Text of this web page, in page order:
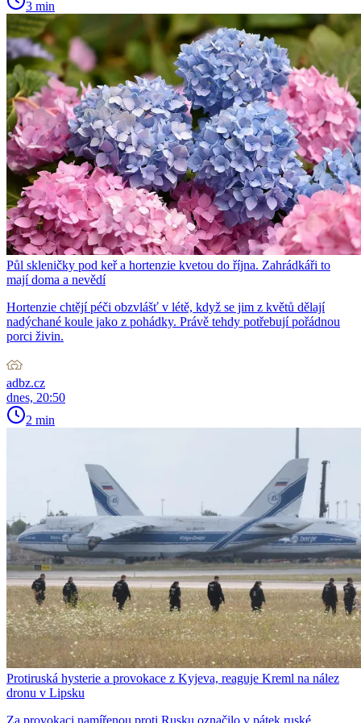
3 min
Půl skleničky pod keř a hortenzie kvetou do října. Zahrádkáři to
mají doma a nevědí
Hortenzie chtějí péči obzvlášť v létě, když se jim z květů dělají
nadýchané koule jako z pohádky. Právě tehdy potřebují pořádnou
porci živin.
adbz.cz
dnes, 20:50
2 min
Protiruská hysterie a provokace z Kyjeva, reaguje Kreml na nález
dronu v Lipsku